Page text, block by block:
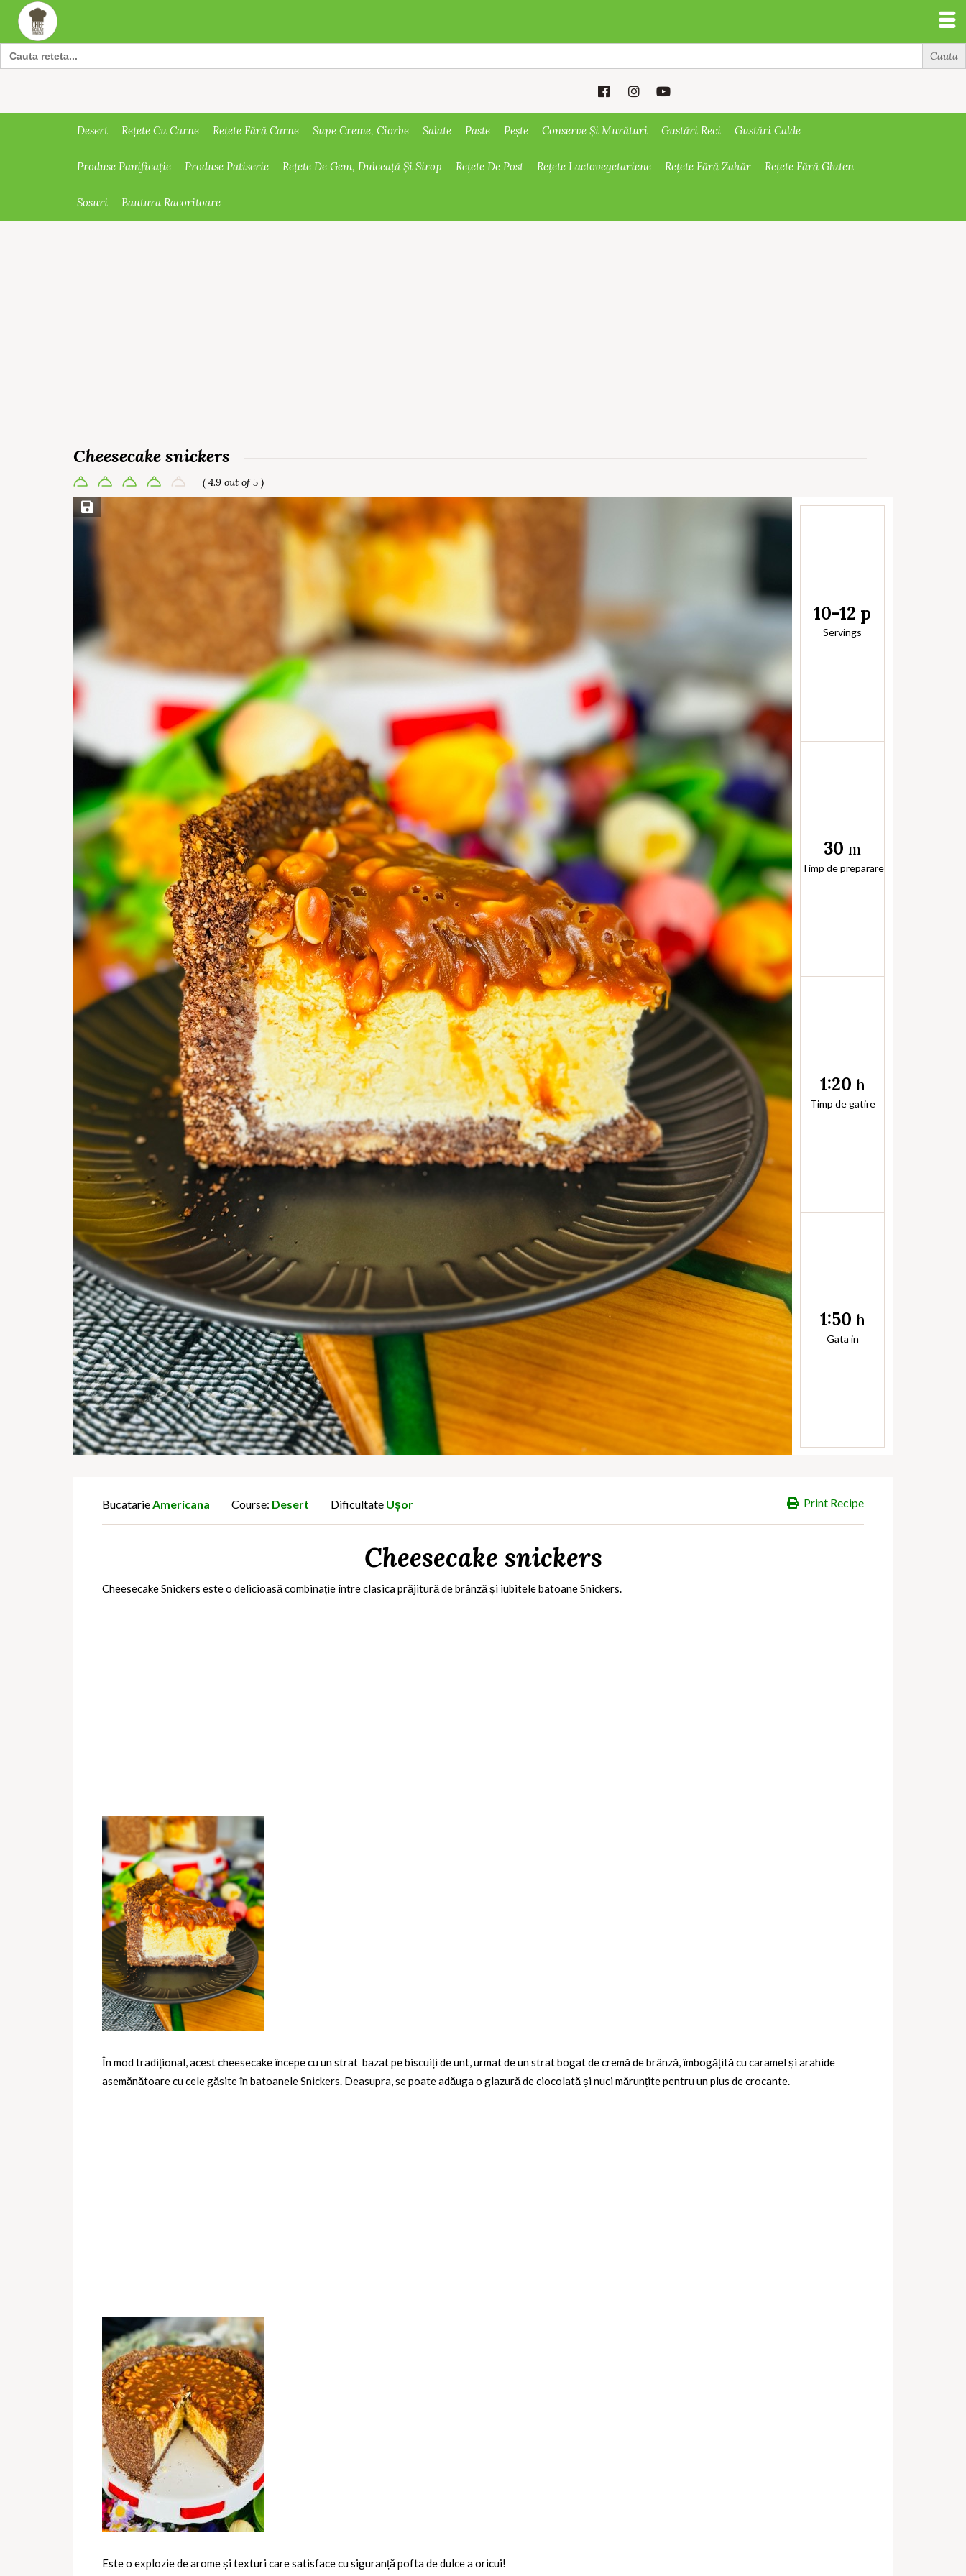
Search
for:
Desert Rețete Cu Carne Rețete Fără Carne Supe Creme, Ciorbe Salate Paste Pește Conserve Și Murături Gustări Reci Gustări Calde
Produse Panificație Produse Patiserie Rețete De Gem, Dulceață Și Sirop Rețete De Post Rețete Lactovegetariene Rețete Fără Zahăr Rețete Fără Gluten
Sosuri Bautura Racoritoare
Cheesecake snickers
( 4.9 out of 5 )
Save Recipe
10-12 p
Servings
30 m
Timp de preparare
1:20 h
Timp de gatire
1:50 h
Gata in
Print Recipe
BucatarieAmericana Course: Desert Dificultate Ușor
Cheesecake snickers
Cheesecake Snickers este o delicioasă combinație între clasica prăjitură de brânză și iubitele batoane Snickers.
În mod tradițional, acest cheesecake începe cu un strat bazat pe biscuiți de unt, urmat de un strat bogat de cremă de brânză, îmbogățită cu caramel și arahide
asemănătoare cu cele găsite în batoanele Snickers. Deasupra, se poate adăuga o glazură de ciocolată și nuci mărunțite pentru un plus de crocante.
Este o explozie de arome și texturi care satisface cu siguranță pofta de dulce a oricui!